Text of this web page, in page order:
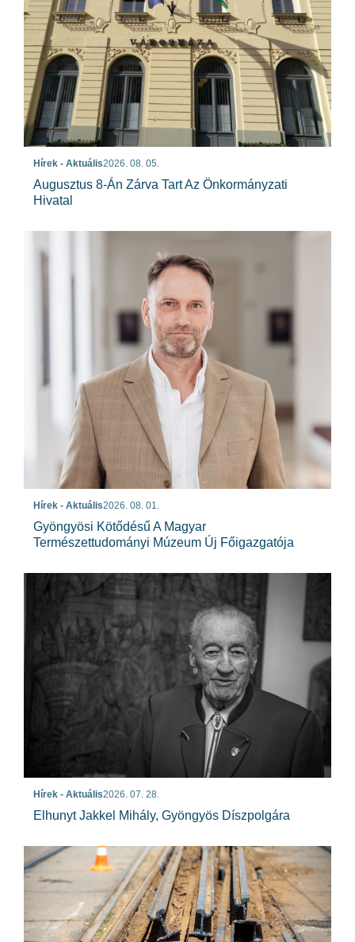
Hírek - Aktuális2026. 08. 05.
Augusztus 8-Án Zárva Tart Az Önkormányzati
Hivatal
Hírek - Aktuális2026. 08. 01.
Gyöngyösi Kötődésű A Magyar
Természettudományi Múzeum Új Főigazgatója
Hírek - Aktuális2026. 07. 28.
Elhunyt Jakkel Mihály, Gyöngyös Díszpolgára